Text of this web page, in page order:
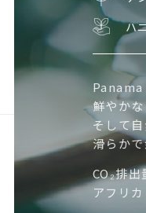
ハ
Panama
鮮やか
そして
滑らか
CO₂排
アフリ